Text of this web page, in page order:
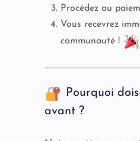
Procédez au
Vous recevrez
communauté !
Pourquoi
avant ?